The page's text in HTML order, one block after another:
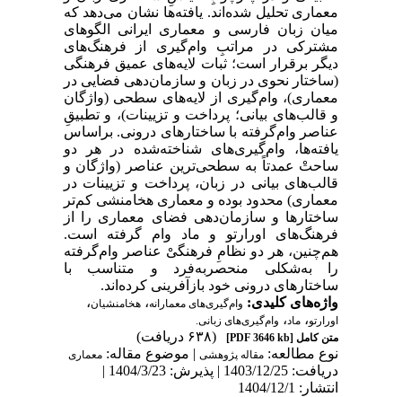
معماری تحلیل شده‌اند. یافته‌‌ها نشان می‌دهد که
میان زبان فارسی و معماری ایرانی الگوهای
مشترکی در مراتبِ وام‌گیری از فرهنگ‌های
دیگر برقرار است؛ ثبات لایه‌های عمیق فرهنگی
(ساختار نحوی در زبان و سازمان‌دهی فضایی در
معماری)، وام‌گیری از لایه‌های سطحی (واژگان
و قالب‌های بیانی؛ پرداخت و تزیینات)، و تطبیقِ
عناصر وام‌گرفته با ساختارهای درونی. براساس
یافته‌‌ها، وام‌گیری‌های شناخته‌شده در هر دو
ساحتْ عمدتاً به سطحی‌ترین عناصر (واژگان و
قالب‌های بیانی در زبان، پرداخت و تزیینات در
معماری) محدود بوده و معماری هخامنشی کم‌تر
ساختارها و سازمان‌دهی فضای معماری را از
فرهنگ‌های اورارتو و ماد وام گرفته‌ است.
هم‌چنین، هر دو نظامِ فرهنگیْ عناصر وام‌گرفته
را به‌شکلی منحصربه‌فرد و متناسب با
ساختارهای درونی خود بازآفرینی کرده‌اند.
واژه‌های کلیدی: وام‌گیری‌های معمارانه، هخامنشیان،
اورارتو، ماد، وام‌گیری‌های زبانی.
متن کامل[PDF 3646 kb]
(۶۳۸ دریافت)
نوع مطالعه: مقاله پژوهشی| موضوع مقاله: معماری
دریافت: 1403/12/25 | پذیرش: 1404/3/23 |
انتشار: 1404/12/1